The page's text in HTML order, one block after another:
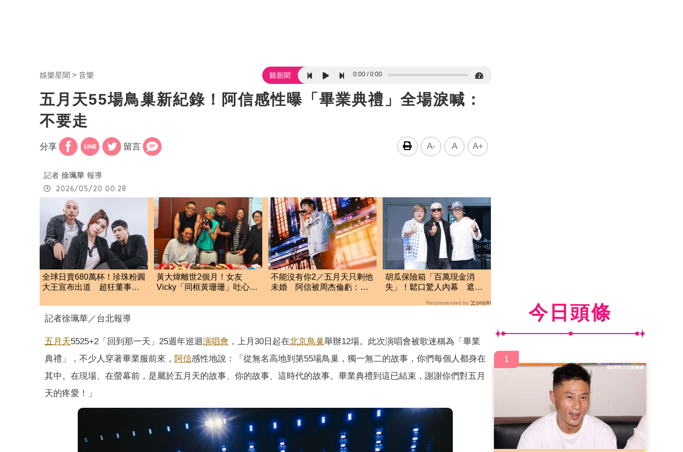
娛樂星聞 音樂 聽新聞 0:00 0:00
五月天55場鳥巢新紀錄！阿信感性曝「畢業典禮」全場淚喊：
不要走
分享 留言 A- A A+
記者 徐珮華 報導
2026/05/20 00:28
全球日賣680萬杯！珍珠粉圓
大王宣布出道 超狂董事長
黃大煒離世2個月！女友
Vicky「同框黃珊珊」吐心
不能沒有你2／五月天只剩他
未婚 阿信被周杰倫虧：為
胡瓜保險箱「百萬現金消
失」！鬆口驚人內幕 遮掩
Recommended by
記者徐珮華／台北報導
五月天5525+2「回到那一天」25週年巡迴演唱會 ，上月30日起在北京鳥巢舉辦12場。此次演唱會被歌迷稱為「畢業
典禮」，不少人穿著畢業服前來， 阿信感性地說：「從無名高地到第55場鳥巢，獨一無二的故事，你們每個人都身在
其中。在現場、在螢幕前，是屬於五月天的故事、你的故事、這時代的故事。畢業典禮到這已結束，謝謝你們對五月
天的疼愛！」
今日頭條
1